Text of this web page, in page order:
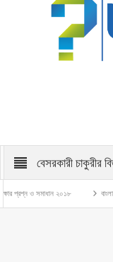
বেসরকারী চাকুরীর
ও সমাধান ২০১৮ বাংলাদেশ